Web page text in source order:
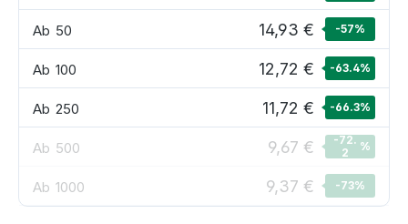
Ab 50 14,93 € -57%
Ab 100 12,72 € -63.4%
Ab 250 11,72 € -66.3%
Ab 500 9,67 €
-72.
2
%
Ab 1000 9,37 € -73%